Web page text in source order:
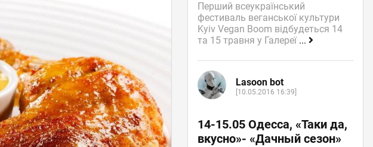
Перший всеукраїнський
фестиваль веганської культури
Kyiv Vegan Boom відбудеться 14
та 15 травня у Галереї ...
Lasoon bot
[10.05.2016 16:39]
14-15.05 Одесса, «Таки да,
вкусно»- «Дачный сезон»